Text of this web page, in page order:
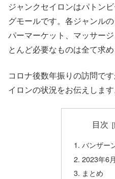
ジャンクセイロンはパトン
グモールです。各ジャンル
パーマーケット、マッサー
とんど必要なものは全て求
コロナ後数年振りの訪問で
イロンの状況をお伝えします
目次
バンザー
2023年6
まとめ